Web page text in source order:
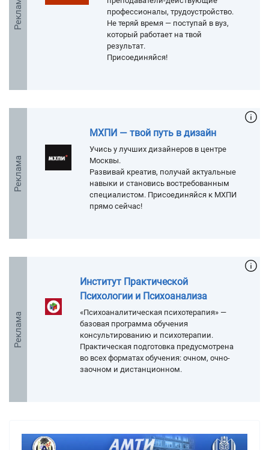
Реклама
профессионалы, трудоустройство.
Не теряй время — поступай в вуз,
который работает на твой
результат.
Присоединяйся!
Реклама
МХПИ — твой путь в дизайн
Учись у лучших дизайнеров в центре
Москвы.
Развивай креатив, получай актуальные
навыки и становись востребованным
специалистом. Присоединяйся к МХПИ
прямо сейчас!
Реклама
Институт Практической
Психологии и Психоанализа
«Психоаналитическая психотерапия» —
базовая программа обучения
консультированию и психотерапии.
Практическая подготовка предусмотрена
во всех форматах обучения: очном, очно-
заочном и дистанционном.